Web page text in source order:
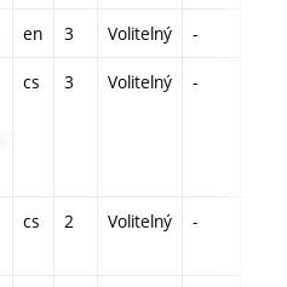
en 3 Volitelný -
cs 3 Volitelný -
cs 2 Volitelný -